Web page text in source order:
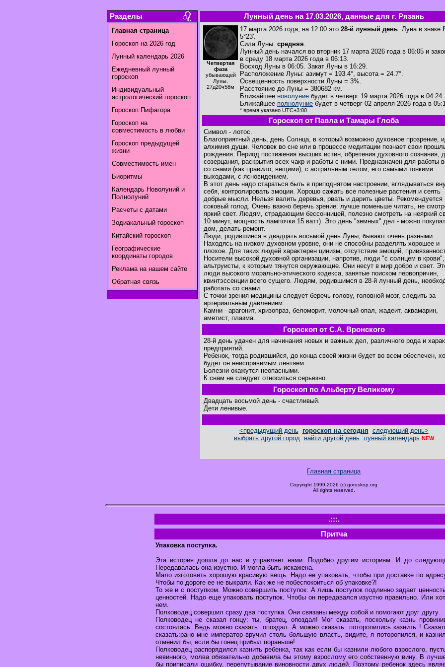
Разделы
Главная страница
Гороскоп на 2026 год
Лунный календарь 2026
Ежедневный лунный
гороскоп
Индивидуальный
астрологический гороскоп
Гороскоп Пифагора
Гороскоп на
совместимость в любви
Гороскоп предыдущей
жизни
Совместимость имен
Биоритмы
Календарь Новолуний и
Полнолуний
Расчеты с датами
Зодиакальный гороскоп
Китайский гороскоп
Географические
координаты городов
Реклама на нашем сайте
Обратная связь
Лунный день на 17.03.2026, данные для г. Рязань
Четвертая
фаза
убывающей
Луны.
27д20ч58м
17 марта 2026 года, на 12:00 это 28-й лунный день. Луна в знаке
5°23'.
Сила Луны: средняя.
Лунный день начался во вторник 17 марта 2026 года в 06:05 и
в среду 18 марта 2026 года в 06:13.
Восход Луны в 06:05. Закат Луны в 16:29.
Расположение Луны: азимут = 193.4°, высота = 24.7°.
Освещенность поверхности Луны = 3%.
Расстояние до Луны = 380682 км.
Ближайшее новолуние будет в четверг 19 марта 2026 года в 04:24.
Ближайшее полнолуние будет в четверг 02 апреля 2026 года в
* время указано UTC+3:00
Гороскоп от Павла и Тамары Глоба
Символ - лотос.
Благоприятный день, день Солнца, в который возможно духовное прозрение,
алхимия души. Человек во сне или в процессе медитации познает свои
рождения. Период постижения высших истин, обретения духовного сознания,
созерцания, раскрытия всех чакр и работы с ними. Предназначен для работы
со снами (как правило, вещими), с астральным телом, его самыми тонкими
выходами, с ясновидением.
В этот день надо стараться быть в приподнятом настроении, вглядываться
себя, контролировать эмоции. Хорошо сажать все полезные растения и сеять
добрые мысли. Нельзя валить деревья, рвать и дарить цветы. Рекомендуется
соковый голод. Очень важно беречь зрение: лучше поменьше читать, не
яркий свет. Людям, страдающим бессонницей, полезно смотреть на неяркий
10 минут, мощность лампочки 15 ватт). Это день "земных" дел - можно
дом, делать ремонт.
Люди, родившиеся в двадцать восьмой день Луны, бывают очень разными.
Находясь на низком духовном уровне, они не способны разделять хорошее и
плохое. Для таких людей характерен цинизм, отсутствие эмоций,
Носители высокой духовной организации, напротив, люди "с солнцем в
альтруисты, к которым тянутся окружающие. Они несут в мир добро и свет.
люди высокого морально-этического кодекса, занятые поиском первопричин,
квинтэссенции всего сущего. Людям, родившимся в 28-й лунный день,
работать со снами.
С точки зрения медицины следует беречь голову, головной мозг, следить за
артериальным давлением.
Камни - арагонит, хризопраз, беломорит, молочный опал, жадеит, аквамарин,
аметист, плазма.
Гороскоп от С.А. Вронского
28-й день удачен для начинания новых и важных дел, различного рода и
предприятий.
Ребенок, тогда родившийся, до конца своей жизни будет во всем обеспечен,
будет он неисправимым лентяем.
Болезни окажутся неопасными.
К снам не следует относиться серьезно.
Гороскоп по Альберту Великому
Двадцать восьмой день - счастливый.
Дети ленивые.
<предыдущий день гороскоп на сегодня следующий день>
выбрать другой город
найти другой день лунный календарь NEW
Главная страница
Copyright 1999-2026 (c) goroskop.org
All rights reserved.
.:::.
Притча
Упаковка поступка.
Эта история дошла до нас и управляет нами. Подобно другим историям. И до
Передавалась она изустно. И могла быть искажена.
Мало изготовить хорошую красивую вещь. Надо ее упаковать, чтобы при доставке по
Чтобы по дороге ее не выкрали. Как же не побеспокоиться об упаковке?!
То же и с поступком. Можно совершить поступок. А лишь поступок подлинно задает
ценностей. Надо еще упаковать поступок. Чтобы он передавался изустно правильно. Или
нем.
Полководец совершил сразу два поступка. Они связаны между собой и помогают друг другу.
Полководец не сказал гонцу: ты, братец, опоздал! Мог сказать, поскольку казнь
состоялась. Ведь можно сказать: опоздал. А можно сказать: поторопились казнить !
сказать:рано мне император вручил столь большую власть, видите, я поторопился, и
отменил бы, если бы гонец прибыл пораньше!
Полководец распорядился казнить ребенка, так как если бы казнили любого взрослого,
невинного, молва обязательно добавила бы этому взрослому его собственную вину. В
бы приписали ошибку, перепутывание виновности двух людей. Поэтому ребенок здесь